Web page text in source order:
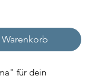
für dein